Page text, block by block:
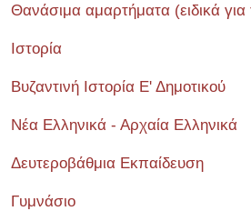
Θανάσιμα αμαρτήματα (ειδικά για
Ιστορία
Βυζαντινή Ιστορία Ε' Δημοτικού
Νέα Ελληνικά - Αρχαία Ελληνικά
Δευτεροβάθμια Εκπαίδευση
Γυμνάσιο